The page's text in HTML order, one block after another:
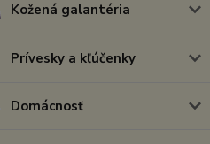
Kožená galantéria
Prívesky a kľúčenky
Domácnosť